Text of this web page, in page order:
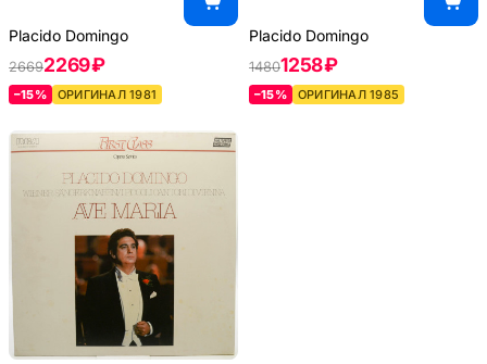
Placido Domingo
26692269 ₽
–15% ОРИГИНАЛ 1981
Placido Domingo
14801258 ₽
–15% ОРИГИНАЛ 1985